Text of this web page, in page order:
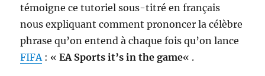
témoigne ce tutoriel sous-titré en français
nous expliquant comment prononcer la célèbre
phrase qu’on entend à chaque fois qu’on lance
FIFA: «EA Sports it’s in the game« .